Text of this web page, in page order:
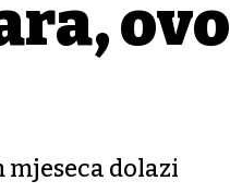
ovo
dolazi